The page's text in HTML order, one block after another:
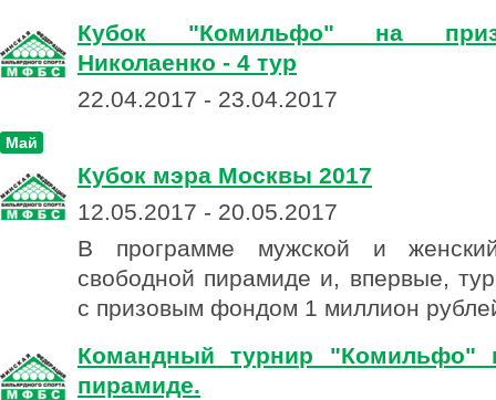
Кубок "Комильфо" на
Николаенко - 4 тур
22.04.2017 - 23.04.2017
Май
Кубок мэра Москвы 2017
12.05.2017 - 20.05.2017
В программе мужской и
свободной пирамиде и, впервые,
с призовым фондом 1 миллион
Командный турнир "Комильфо"
пирамиде.